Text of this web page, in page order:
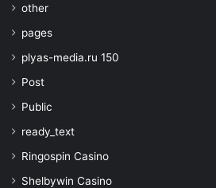
other
pages
plyas-media.ru 150
Post
Public
ready_text
Ringospin Casino
Shelbywin Casino